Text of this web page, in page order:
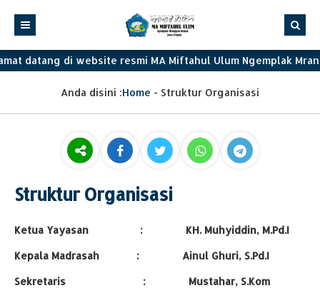
datang di website resmi MA Miftahul Ulum Ngemplak
Anda disini :Home - Struktur Organisasi
Struktur Organisasi
Ketua Yayasan : KH. Muhyiddin, M.Pd.I
Kepala Madrasah : Ainul Ghuri, S.Pd.I
Sekretaris : Mustahar, S.Kom